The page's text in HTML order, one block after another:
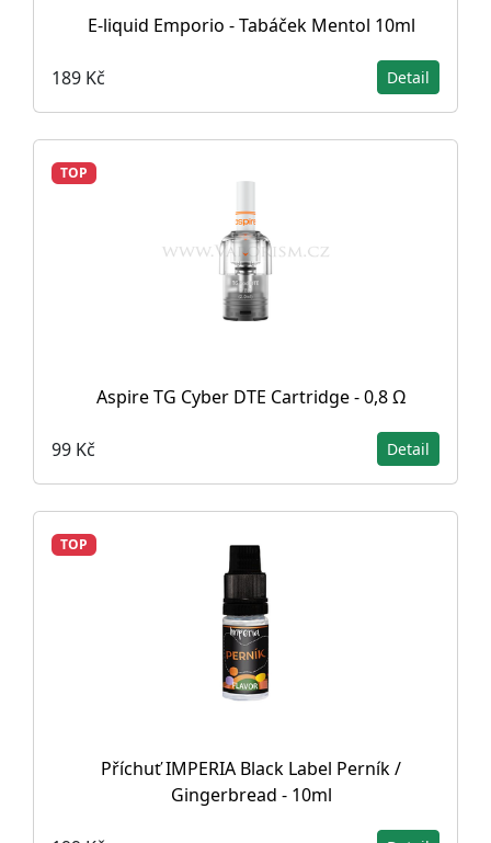
E-liquid Emporio - Tabáček Mentol 10ml
189 Kč Detail
TOP
Aspire TG Cyber DTE Cartridge - 0,8 Ω
99 Kč Detail
TOP
Příchuť IMPERIA Black Label Perník /
Gingerbread - 10ml